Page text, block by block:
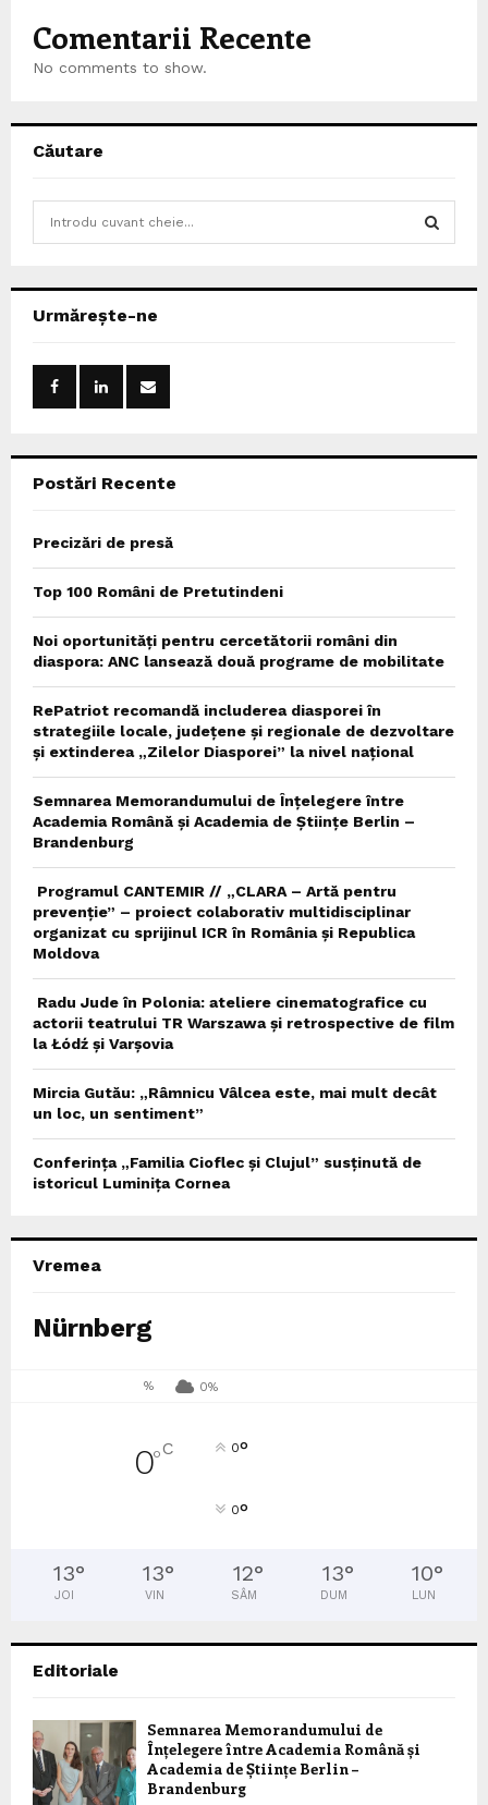
Comentarii Recente
No comments to show.
Căutare
h
Urmărește-ne
Postări Recente
Precizări de presă
Top 100 Români de Pretutindeni
Noi oportunități pentru cercetătorii români din
diaspora: ANC lansează două programe de mobilitate
RePatriot recomandă includerea diasporei în
strategiile locale, județene și regionale de dezvoltare
și extinderea „Zilelor Diasporei” la nivel național
Semnarea Memorandumului de Înțelegere între
Academia Română și Academia de Științe Berlin –
Brandenburg
Programul CANTEMIR // „CLARA – Artă pentru
prevenție” – proiect colaborativ multidisciplinar
organizat cu sprijinul ICR în România și Republica
Moldova
Radu Jude în Polonia: ateliere cinematografice cu
actorii teatrului TR Warszawa și retrospective de film
la Łódź și Varșovia
Mircia Gutău: „Râmnicu Vâlcea este, mai mult decât
un loc, un sentiment”
Conferința „Familia Cioflec și Clujul” susținută de
istoricul Luminița Cornea
Vremea
Nürnberg
% 0%
0°C 0°
0°
13°
JOI
13°
VIN
12°
SÂM
13°
DUM
10°
LUN
Editoriale
Semnarea Memorandumului de
Înțelegere între Academia Română și
Academia de Științe Berlin –
Brandenburg